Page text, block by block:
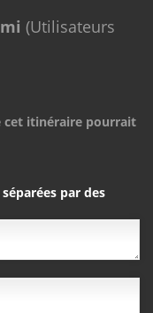
(Utilisateurs
cet itinéraire pourrait
par des